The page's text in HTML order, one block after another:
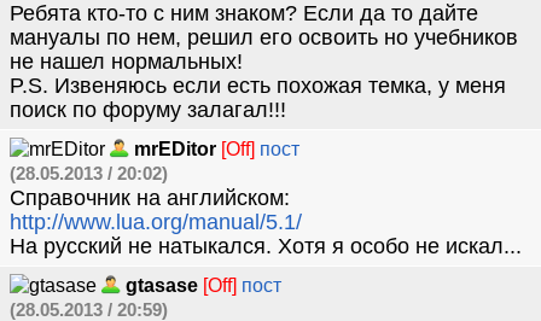
Ребята кто-то с ним знаком? Если да то дайте
мануалы по нем, решил его освоить но учебников
не нашел нормальных!
P.S. Извеняюсь если есть похожая темка, у меня
поиск по форуму залагал!!!
mrEDitor [Off] пост
(28.05.2013 / 20:02)
Справочник на английском:
http://www.lua.org/manual/5.1/
На русский не натыкался. Хотя я особо не искал...
gtasase [Off] пост
(28.05.2013 / 20:59)